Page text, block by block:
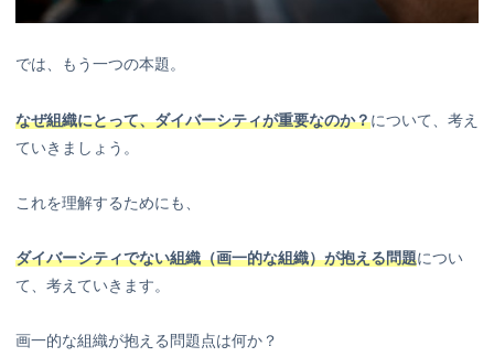
では、もう一つの本題。
なぜ組織にとって、ダイバーシティが重要なのか？について、考え
ていきましょう。
これを理解するためにも、
ダイバーシティでない組織（画一的な組織）が抱える問題につい
て、考えていきます。
画一的な組織が抱える問題点は何か？